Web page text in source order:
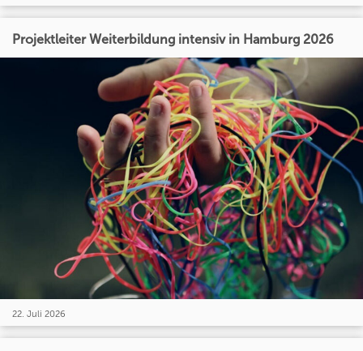
Projektleiter Weiterbildung intensiv in Hamburg 2026
22. Juli 2026